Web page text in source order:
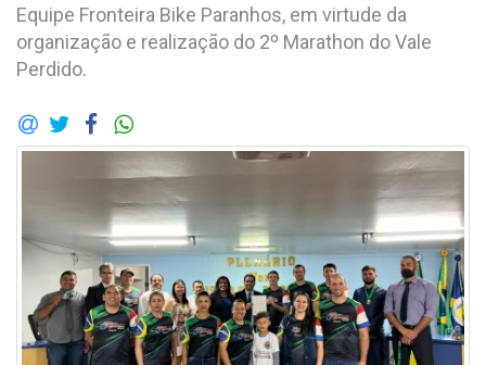
Equipe Fronteira Bike Paranhos, em virtude da
organização e realização do 2º Marathon do Vale
Perdido.